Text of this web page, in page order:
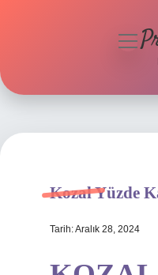
Hakkımızda
Kozal Yüzde
Tarih: Aralık 28, 2024